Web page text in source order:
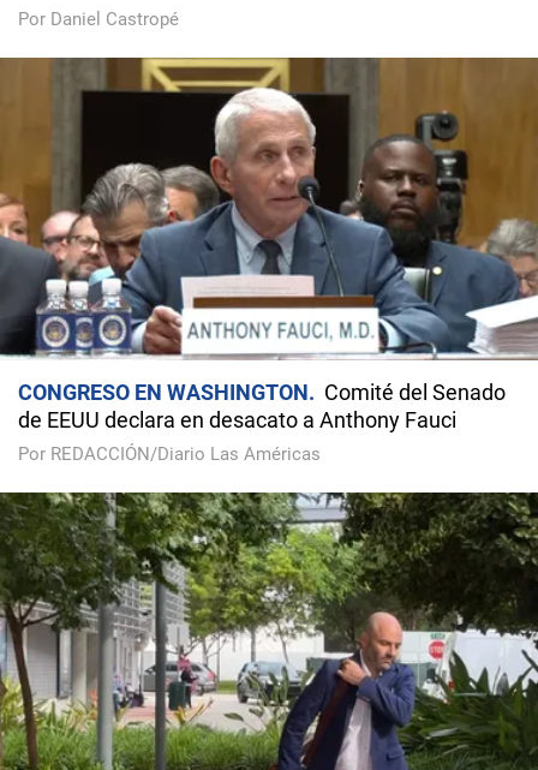
Por Daniel Castropé
CONGRESO EN WASHINGTON
Comité del Senado
de EEUU declara en desacato a Anthony Fauci
Por REDACCIÓN/Diario Las Américas